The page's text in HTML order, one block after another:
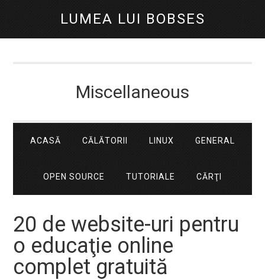
LUMEA LUI BOBSES
Miscellaneous
ACASĂ CĂLĂTORII LINUX GENERAL
OPEN SOURCE TUTORIALE CĂRŢI
20 de website-uri pentru
o educaţie online
complet gratuită